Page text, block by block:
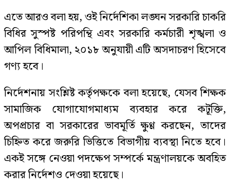
এতে আরও বলা হয়, ওই নির্দেশিকা লঙ্ঘন সরকারি চাকরি
বিধির সুস্পষ্ট পরিপন্থি এবং সরকারি কর্মচারী শৃঙ্খলা ও
আপিল বিধিমালা, ২০১৮ অনুযায়ী এটি অসদাচরণ হিসেবে
গণ্য হবে।
নির্দেশনায় সংশ্লিষ্ট কর্তৃপক্ষকে বলা হয়েছে, যেসব শিক্ষক
সামাজিক যোগাযোগমাধ্যম ব্যবহার করে কটূক্তি,
অপপ্রচার বা সরকারের ভাবমূর্তি ক্ষুণ্ণ করছেন, তাদের
চিহ্নিত করে জরুরি ভিত্তিতে বিভাগীয় ব্যবস্থা নিতে হবে।
একই সঙ্গে নেওয়া পদক্ষেপ সম্পর্কে মন্ত্রণালয়কে অবহিত
করার নির্দেশও দেওয়া হয়েছে।